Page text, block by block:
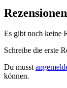
Rezensionen
Es gibt noch keine
Schreibe die erste
Du musst
können.